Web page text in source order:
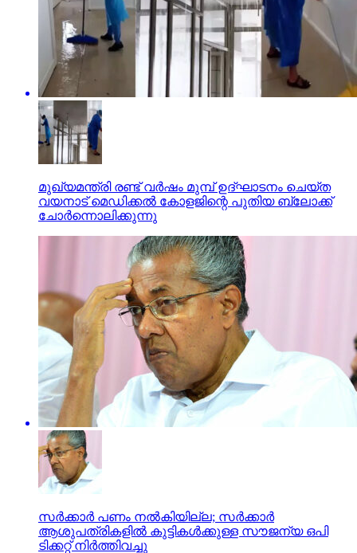
മുഖ്യമന്ത്രി രണ്ട് വര്‍ഷം മുമ്പ് ഉദ്ഘാടനം ചെയ്ത
വയനാട് മെഡിക്കല്‍ കോളജിന്റെ പുതിയ ബ്ലോക്ക്
ചോര്‍ന്നൊലിക്കുന്നു
സര്‍ക്കാര്‍ പണം നല്‍കിയില്ല; സര്‍ക്കാര്‍
ആശുപത്രികളില്‍ കുട്ടികള്‍ക്കുള്ള സൗജന്യ ഒപി
ടിക്കറ്റ് നിര്‍ത്തിവച്ചു